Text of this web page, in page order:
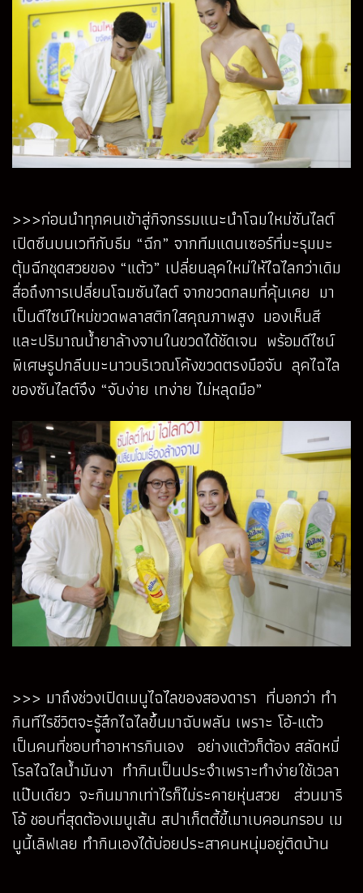
>>>ก่อนนำทุกคนเข้าสู่กิจกรรมแนะนำโฉมใหม่ซันไลต์
เปิดซีนบนเวทีกับธีม “ฉีก” จากทีมแดนเซอร์ที่มะรุมมะ
ตุ้มฉีกชุดสวยของ “แต้ว” เปลี่ยนลุคใหม่ให้ไฉไลกว่าเดิม
สื่อถึงการเปลี่ยนโฉมซันไลต์ จากขวดกลมที่คุ้นเคย มา
เป็นดีไซน์ใหม่ขวดพลาสติกใสคุณภาพสูง มองเห็นสี
และปริมาณน้ำยาล้างจานในขวดได้ชัดเจน พร้อมดีไซน์
พิเศษรูปกลีบมะนาวบริเวณโค้งขวดตรงมือจับ ลุคไฉไล
ของซันไลต์จึง “จับง่าย เทง่าย ไม่หลุดมือ”
>>> มาถึงช่วงเปิดเมนูไฉไลของสองดารา ที่บอกว่า ทำ
กินทีไรชีวิตจะรู้สึกไฉไลขึ้นมาฉับพลัน เพราะ โอ้-แต้ว
เป็นคนที่ชอบทำอาหารกินเอง อย่างแต้วก็ต้อง สลัดหมี่
โรลไฉไลน้ำมันงา ทำกินเป็นประจำเพราะทำง่ายใช้เวลา
แป๊บเดียว จะกินมากเท่าไรก็ไม่ระคายหุ่นสวย ส่วนมาริ
โอ้ ชอบที่สุดต้องเมนูเส้น สปาเก็ตตี้ขี้เมาเบคอนกรอบ เม
นูนี้เลิฟเลย ทำกินเองได้บ่อยประสาคนหนุ่มอยู่ติดบ้าน